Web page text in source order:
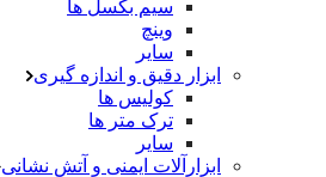
سیم بکسل ها
وینچ
سایر
ابزار دقیق و اندازه گیری
کولیس ها
ترک متر ها
سایر
ابزارآلات ایمنی و آتش نشانی